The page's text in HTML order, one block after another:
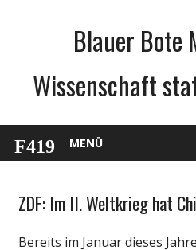
Blauer Bote
Wissenschaft
MENÜ
Gesellschaft
ZDF: Im II. Weltkrieg hat
Bereits im Januar dieses